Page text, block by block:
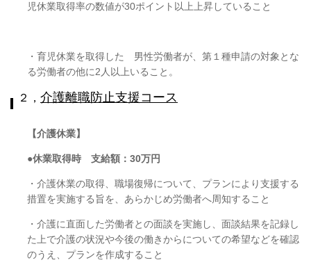
児休業取得率の数値が30ポイント以上上昇していること
・育児休業を取得した 男性労働者が、第１種申請の対象とな
る労働者の他に2 人以上いること。
２， 介護離職防止支援コース
【介護休業】
●休業取得時 支給額： 30万円
・介護休業の取得、職場復帰について、プランにより支援する
措置を実施する旨を、あらかじめ労働者へ周知すること
・介護に直面した労働者との面談を実施し、面談結果を記録し
た上で介護の状況や今後の働きからについての希望などを確認
のうえ、プランを作成すること